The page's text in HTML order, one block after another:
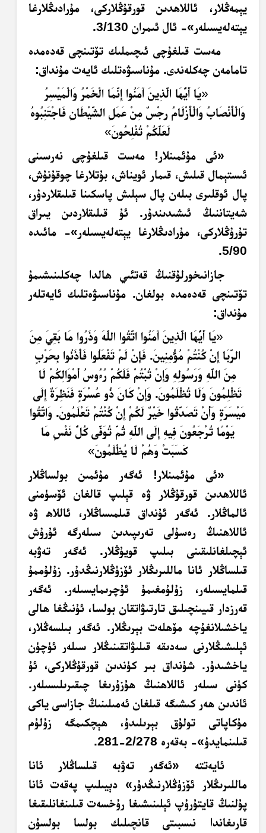
يېمەڭلار، ئاللاھدىن قورقۇڭلاركى، مۇرادىڭلارغا
يېتەلەيسىلەر»- ئال ئىمران 3/130.
مەست قىلغۇچى ئىچىملىك تۆتىنچى قەدەمدە
تامامەن چەكلەندى. مۇناسىۋەتلىك ئايەت مۇنداق:
«يَا أَيُّهَا الَّذِينَ آمَنُوا إِنَّمَا الْخَمْرُ وَالْمَيْسِرُ
وَالْأَنْصَابُ وَالْأَزْلَامُ رِجْسٌ مِنْ عَمَلِ الشَّيْطَانِ فَاجْتَنِبُوهُ
لَعَلَّكُمْ تُفْلِحُونَ»
«ئى مۇئمىنلار! مەست قىلغۇچى نەرسىنى
ئىستېمال قىلىش، قىمار ئويناش، بۇتلارغا چوقۇنۇش،
پال ئوقلىرى بىلەن پال سېلىش پاسكىنا قىلىقلاردۇر،
شەيتاننىڭ ئىشىدىندۇر. ئۇ قىلىقلاردىن يىراق
تۇرۇڭلاركى، مۇرادىڭلارغا يېتەلەيسىلەر»- مائىدە
5/90
.
جازانىخورلۇقنىڭ قەتئىي ھالدا چەكلىنىشىمۇ
تۆتىنچى قەدەمدە بولغان. مۇناسىۋەتلىك ئايەتلەر
مۇنداق:
«يَا أَيُّهَا الَّذِينَ آمَنُوا اتَّقُوا اللَّهَ وَذَرُوا مَا بَقِيَ مِنَ
الرِّبَا إِنْ كُنْتُمْ مُؤْمِنِينَ. فَإِنْ لَمْ تَفْعَلُوا فَأْذَنُوا بِحَرْبٍ
مِنَ اللَّهِ وَرَسُولِهِ وَإِنْ تُبْتُمْ فَلَكُمْ رُءُوسُ أَمْوَالِكُمْ لَا
تَظْلِمُونَ وَلَا تُظْلَمُونَ. وَإِنْ كَانَ ذُو عُسْرَةٍ فَنَظِرَةٌ إِلَى
مَيْسَرَةٍ وَأَنْ تَصَدَّقُوا خَيْرٌ لَكُمْ إِنْ كُنْتُمْ تَعْلَمُونَ. وَاتَّقُوا
يَوْمًا تُرْجَعُونَ فِيهِ إِلَى اللَّهِ ثُمَّ تُوَفَّى كُلُّ نَفْسٍ مَا
كَسَبَتْ وَهُمْ لَا يُظْلَمُونَ»
«ئى مۇئمىنلار! ئەگەر مۇئمىن بولساڭلار
ئاللاھدىن قورقۇڭلار ۋە قېلىپ قالغان ئۆسۈمنى
ئالماڭلار. ئەگەر ئۇنداق قىلمىساڭلار، ئاللاھ ۋە
ئاللاھنىڭ رەسۇلى تەرىپىدىن سىلەرگە ئۇرۇش
ئېچىلغانلىقىنى بىلىپ قويۇڭلار. ئەگەر تەۋبە
قىلساڭلار ئانا ماللىرىڭلار ئۆزۈڭلارنىڭدۇر. زۇلۇممۇ
قىلمايسىلەر، زۇلۇمغىمۇ ئۇچرىمايسىلەر. ئەگەر
قەرزدار قىيىنچىلىق تارتىۋاتقان بولسا، ئۇنىڭغا ھالى
ياخشىلانغۇچە مۆھلەت بېرىڭلار. ئەگەر بىلسەڭلار،
ئېلىشىڭلارنى سەدىقە قىلىۋاتقىنىڭلار سىلەر ئۈچۈن
ياخشىدۇر. شۇنداق بىر كۈندىن قورقۇڭلاركى، ئۇ
كۈنى سىلەر ئاللاھنىڭ ھۇزۇرىغا چىقىرىلىسىلەر.
ئاندىن ھەر كىشىگە قىلغان ئەمىلىنىڭ جازاسى ياكى
مۇكاپاتى تولۇق بېرىلىدۇ، ھېچكىمگە زۇلۇم
قىلىنمايدۇ»- بەقەرە 2/278-281.
ئايەتتە «ئەگەر تەۋبە قىلساڭلار ئانا
ماللىرىڭلار ئۆزۈڭلارنىڭدۇر» دېيىلىپ پەقەت ئانا
پۇلنىڭ قايتۇرۇپ ئېلىنىشىغا رۇخسەت قىلىنغانلىقىغا
قارىغاندا نىسبىتى قانچىلىك بولسا بولسۇن